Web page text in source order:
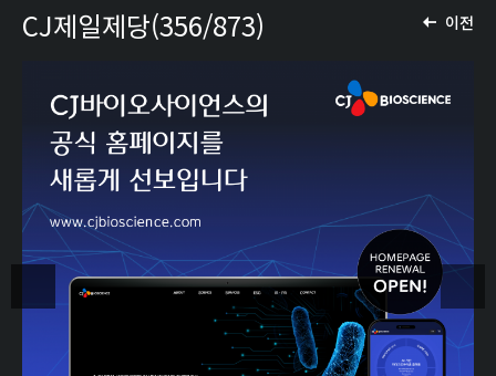
이전
CJ제일제당(356/873)